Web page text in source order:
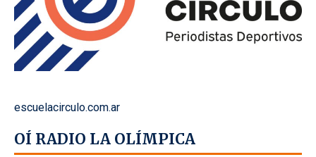
escuelacirculo.com.ar
OÍ RADIO LA OLÍMPICA